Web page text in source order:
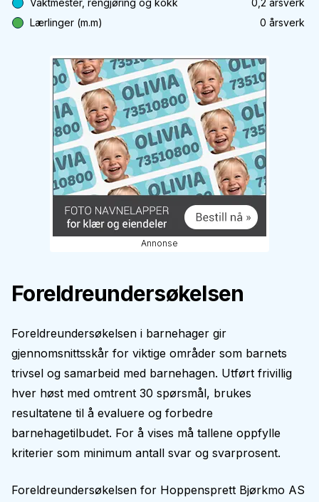
Vaktmester, rengjøring og kokk 0,2 årsverk
Lærlinger (m.m)
0 årsverk
Annonse
Foreldreundersøkelsen
Foreldreundersøkelsen i barnehager gir
gjennomsnittsskår for viktige områder som barnets
trivsel og samarbeid med barnehagen. Utført frivillig
hver høst med omtrent 30 spørsmål, brukes
resultatene til å evaluere og forbedre
barnehagetilbudet. For å vises må tallene oppfylle
kriterier som minimum antall svar og svarprosent.
Foreldreundersøkelsen for Hoppensprett Bjørkmo AS